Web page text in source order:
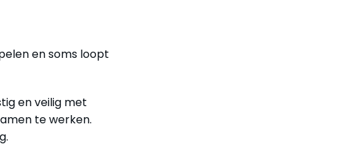
en soms loopt
en veilig met
te werken.